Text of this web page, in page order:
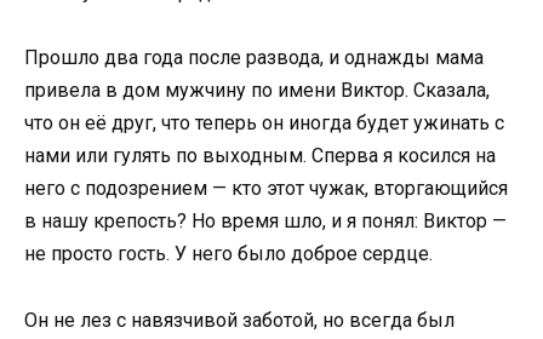
Прошло два года после развода, и однажды мама
привела в дом мужчину по имени Виктор. Сказала,
что он её друг, что теперь он иногда будет ужинать с
нами или гулять по выходным. Сперва я косился на
него с подозрением — кто этот чужак, вторгающийся
в нашу крепость? Но время шло, и я понял: Виктор —
не просто гость. У него было доброе сердце.
Он не лез с навязчивой заботой, но всегда был